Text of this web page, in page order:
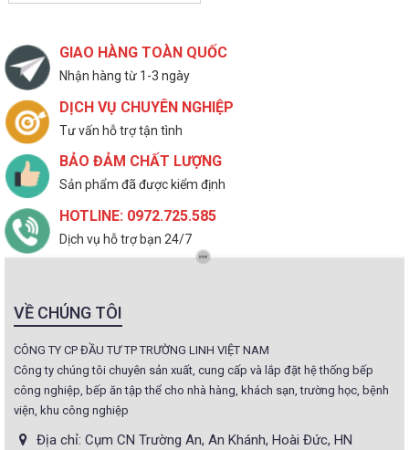
GIAO HÀNG TOÀN QUỐC
Nhận hàng từ 1-3 ngày
DỊCH VỤ CHUYÊN NGHIỆP
Tư vấn hỗ trợ tận tình
BẢO ĐẢM CHẤT LƯỢNG
Sản phẩm đã được kiểm định
HOTLINE: 0972.725.585
Dịch vụ hỗ trợ bạn 24/7
VỀ CHÚNG TÔI
CÔNG TY CP ĐẦU TƯ TP TRƯỜNG LINH VIỆT NAM
Công ty chúng tôi chuyên sản xuất, cung cấp và lắp đặt hệ thống bếp
công nghiệp, bếp ăn tập thể cho nhà hàng, khách sạn, trường học, bệnh
viện, khu công nghiệp
Địa chỉ: Cụm CN Trường An, An Khánh, Hoài Đức, HN